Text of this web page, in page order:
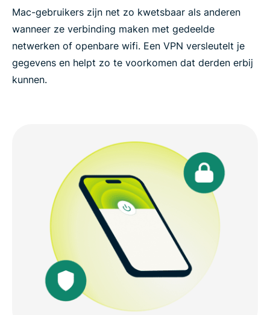
Mac-gebruikers zijn net zo kwetsbaar als anderen
wanneer ze verbinding maken met gedeelde
netwerken of openbare wifi. Een VPN versleutelt je
gegevens en helpt zo te voorkomen dat derden erbij
kunnen.